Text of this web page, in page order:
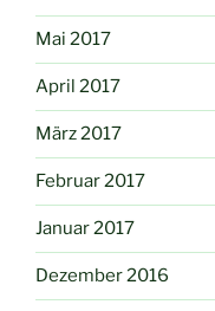
Mai 2017
April 2017
März 2017
Februar 2017
Januar 2017
Dezember 2016